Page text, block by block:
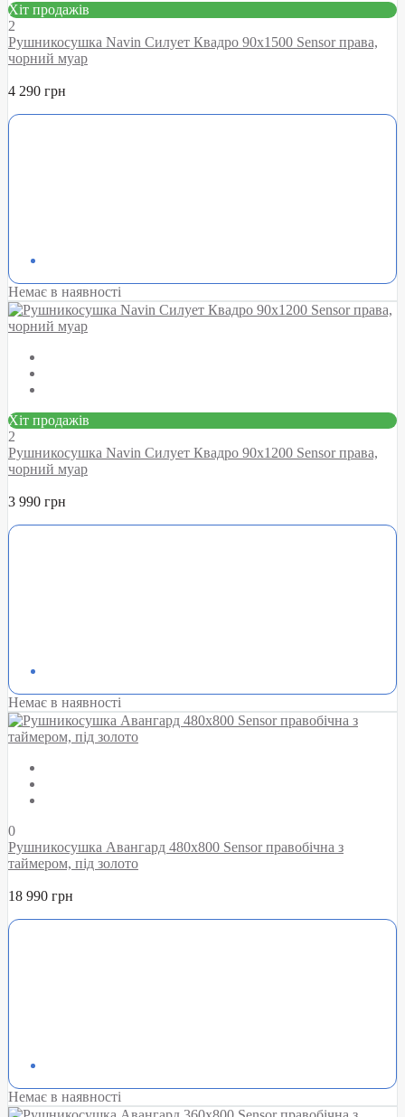
Хіт продажів
2
Рушникосушка Navin Силует Квадро 90х1500 Sensor права,
чорний муар
4 290 грн
Немає в наявності
Хіт продажів
2
Рушникосушка Navin Силует Квадро 90х1200 Sensor права,
чорний муар
3 990 грн
Немає в наявності
0
Рушникосушка Авангард 480х800 Sensor правобічна з
таймером, під золото
18 990 грн
Немає в наявності